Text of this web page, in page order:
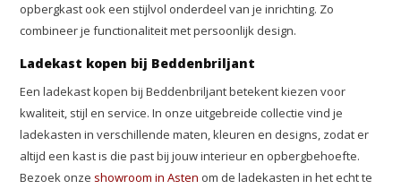
opbergkast ook een stijlvol onderdeel van je inrichting. Zo
combineer je functionaliteit met persoonlijk design.
Ladekast kopen bij Beddenbriljant
Een ladekast kopen bij Beddenbriljant betekent kiezen voor
kwaliteit, stijl en service. In onze uitgebreide collectie vind je
ladekasten in verschillende maten, kleuren en designs, zodat er
altijd een kast is die past bij jouw interieur en opbergbehoefte.
Bezoek onze showroom in Asten om de ladekasten in het echt te